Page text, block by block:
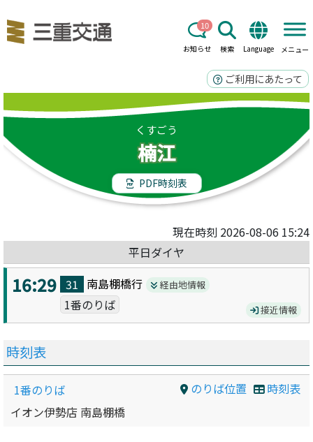
お知らせ
10
検索 Language メニュー
ご利用にあたって
くすごう
楠江
PDF時刻表
現在時刻 2026-08-06 15:24
平日ダイヤ
16:29 31 南島棚橋行 経由地情報
1番のりば 接近情報
時刻表
のりば位置 時刻表
1番のりば
イオン伊勢店 南島棚橋